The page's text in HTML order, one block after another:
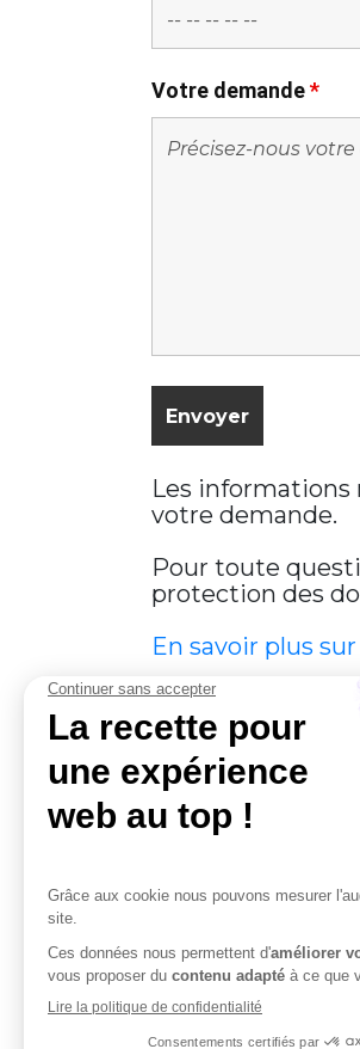
Votre demande*
Les informations
votre demande.
Pour toute
protection des
En savoir plus
En savoir
Destiné aux
Contactez-nous